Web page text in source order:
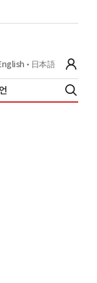
日本語